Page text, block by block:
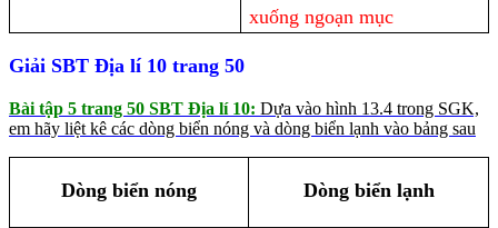
xuống ngoạn mục
Giải SBT Địa lí 10 trang 50
Bài tập 5 trang 50 SBT Địa lí 10: Dựa vào hình 13.4 trong SGK,
em hãy liệt kê các dòng biển nóng và dòng biển lạnh vào bảng sau
Dòng biển nóng Dòng biển lạnh